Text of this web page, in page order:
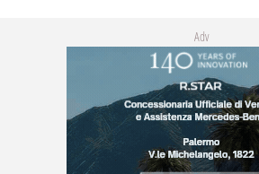
Adv